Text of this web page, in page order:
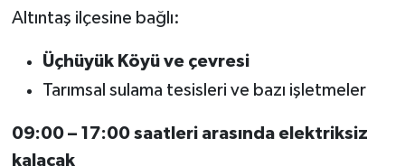
Altıntaş ilçesine bağlı:
Üçhüyük Köyü ve çevresi
Tarımsal sulama tesisleri ve bazı işletmeler
09:00 – 17:00 saatleri arasında elektriksiz
kalacak